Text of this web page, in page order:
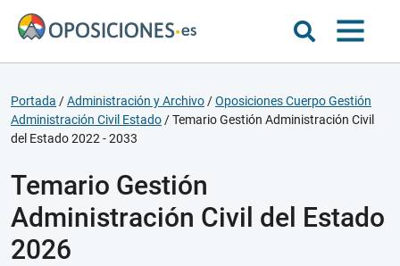
Portada /Administración y Archivo /Oposiciones Cuerpo Gestión
Administración Civil Estado /Temario Gestión Administración Civil
del Estado 2022 - 2033
Temario Gestión
Administración Civil del Estado
2026